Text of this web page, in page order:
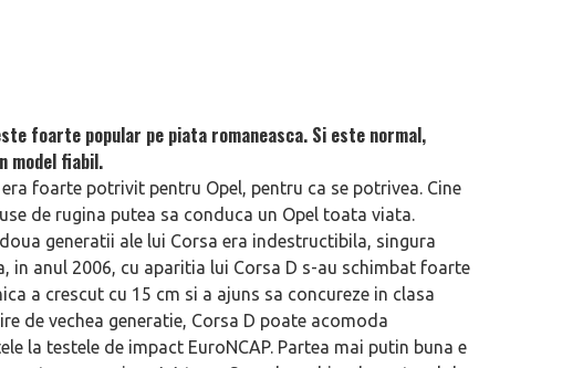
foarte popular pe piata romaneasca. Si este normal,
model fiabil.
foarte potrivit pentru Opel, pentru ca se potrivea. Cine
de rugina putea sa conduca un Opel toata viata.
generatii ale lui Corsa era indestructibila, singura
in anul 2006, cu aparitia lui Corsa D s-au schimbat foarte
a crescut cu 15 cm si a ajuns sa concureze in clasa
de vechea generatie, Corsa D poate acomoda
la testele de impact EuroNCAP. Partea mai putin buna e